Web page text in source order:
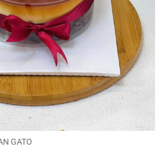
GATO